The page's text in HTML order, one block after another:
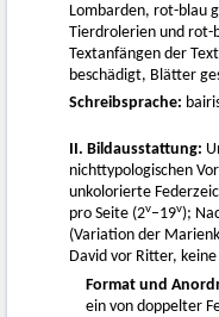
Lombarden, rot-blau
Tierdrolerien und rot-
Textanfängen der
beschädigt, Blätter
Schreibsprache:
II. Bildausstattung:
nichttypologischen
unkolorierte
pro Seite (2v–19v);
(Variation der
David vor Ritter,
Format und
ein von doppelter